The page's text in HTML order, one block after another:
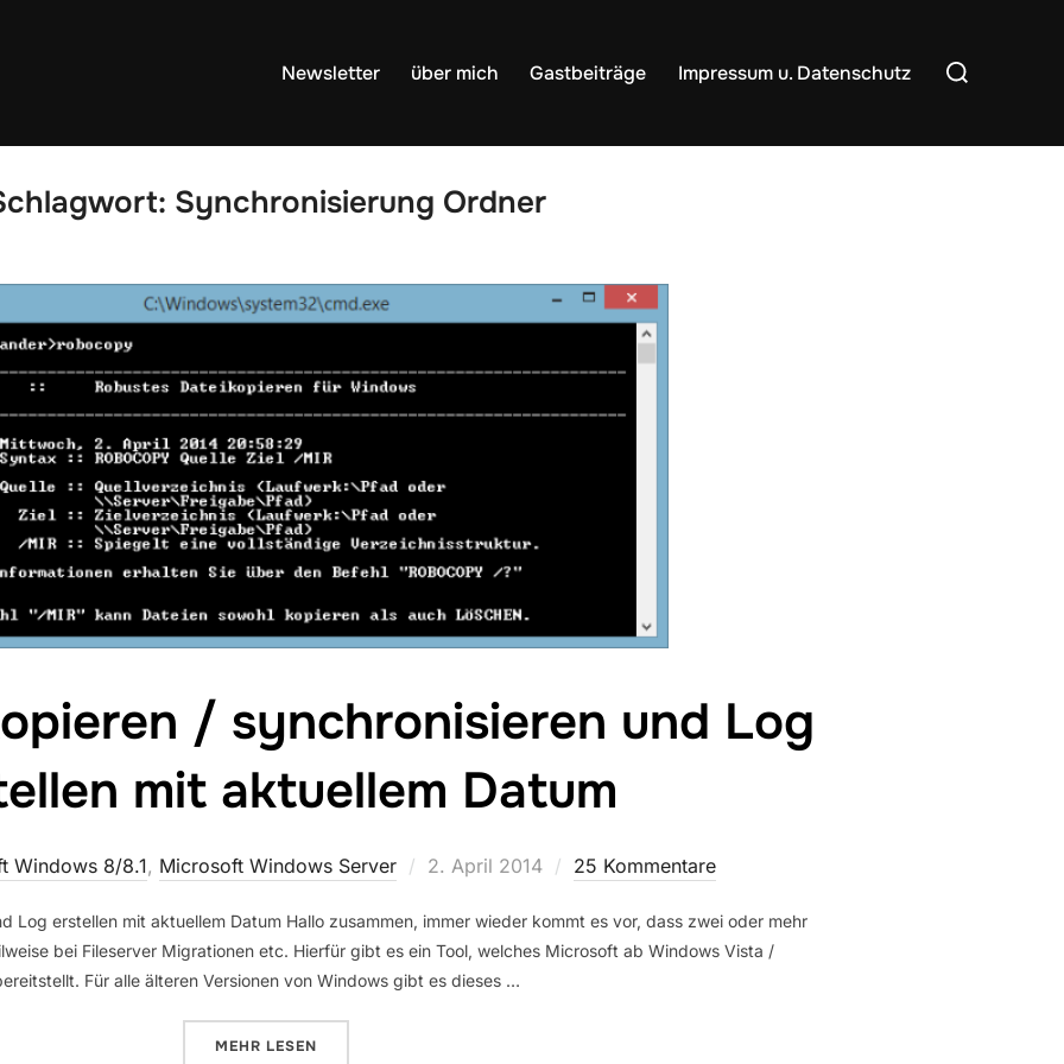
Newsletter über mich Gastbeiträge Impressum u. Datenschutz
Suchen
nach:
Synchronisierung Ordner
/ synchronisieren und Log
mit aktuellem Datum
Windows 8/8.1, Microsoft Windows Server
Veröffentlicht
2. April 2014 25 Kommentare
Log erstellen mit aktuellem Datum Hallo zusammen, immer wieder kommt es vor, dass zwei oder mehr
bei Fileserver Migrationen etc. Hierfür gibt es ein Tool, welches Microsoft ab Windows Vista /
Für alle älteren Versionen von Windows gibt es dieses …
MEHR ÜBER „ROBOCOPY KOPIEREN / SYNCHRONISIEREN UND LOG ERSTELLEN MIT AKTUELLEM DATUM“
LESEN